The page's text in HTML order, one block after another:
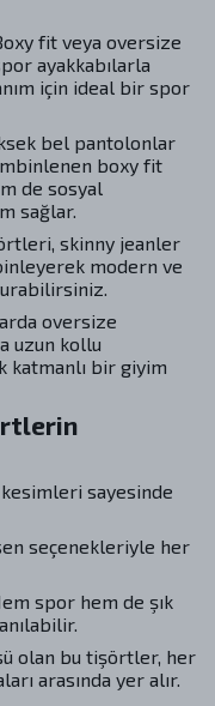
fit veya oversize
ayakkabılarla
için ideal bir spor
bel pantolonlar
boxy fit
de sosyal
sağlar.
skinny jeanler
modern ve
oversize
uzun kollu
bir giyim
sayesinde
seçenekleriyle her
spor hem de şık
olan bu tişörtler, her
arasında yer alır.